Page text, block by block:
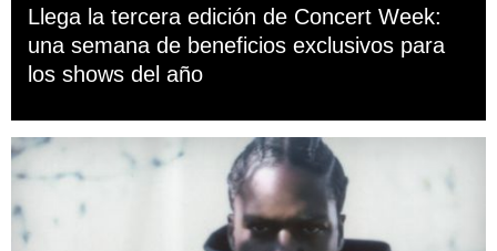
Llega la tercera edición de Concert Week:
una semana de beneficios exclusivos para
los shows del año